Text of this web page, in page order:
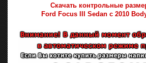
Скачать контрольные
Ford Focus III Sedan с 2010